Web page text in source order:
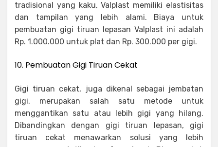
tradisional yang kaku, Valplast memiliki elastisitas
dan tampilan yang lebih alami. Biaya untuk
pembuatan gigi tiruan lepasan Valplast ini adalah
Rp. 1.000.000 untuk plat dan Rp. 300.000 per gigi.
10. Pembuatan Gigi Tiruan Cekat
Gigi tiruan cekat, juga dikenal sebagai jembatan
gigi, merupakan salah satu metode untuk
menggantikan satu atau lebih gigi yang hilang.
Dibandingkan dengan gigi tiruan lepasan, gigi
tiruan cekat menawarkan solusi yang lebih